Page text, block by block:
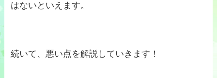
はないといえます。
続いて、悪い点を解説していきます！